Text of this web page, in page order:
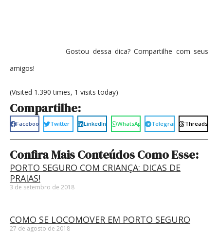
Gostou dessa dica? Compartilhe com seus
amigos!
(Visited 1.390 times, 1 visits today)
Compartilhe:
Facebook Twitter LinkedIn WhatsApp Telegram Threads
Confira Mais Conteúdos Como Esse:
PORTO SEGURO COM CRIANÇA: DICAS DE
PRAIAS!
3 de setembro de 2018
COMO SE LOCOMOVER EM PORTO SEGURO
27 de agosto de 2018